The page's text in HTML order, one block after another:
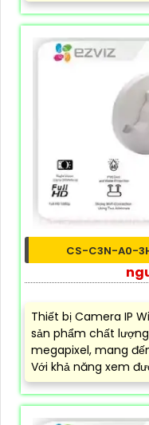
CS-C3N-A0-
Thiết bị Camera IP
sản phẩm chất
megapixel, mang
Với khả năng xem